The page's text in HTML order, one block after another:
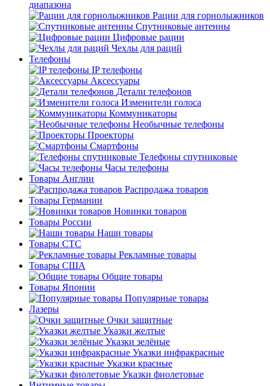
диапазона
Рации для горнолыжников
Спутниковые антенны
Цифровые рации
Чехлы для раций
Телефоны
IP телефоны
Аксессуары
Детали телефонов
Изменители голоса
Коммуникаторы
Необычные телефоны
Проекторы
Смартфоны
Телефоны спутниковые
Часы телефоны
Товары Англии
Распродажа товаров
Товары Германии
Новинки товаров
Товары России
Наши товары
Товары СТС
Рекламные товары
Товары США
Общие товары
Товары Японии
Популярные товары
Лазеры
Очки защитные
Указки желтые
Указки зелёные
Указки инфракрасные
Указки красные
Указки фиолетовые